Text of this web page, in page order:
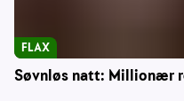
Søvnløs natt: Millionær
FLAX